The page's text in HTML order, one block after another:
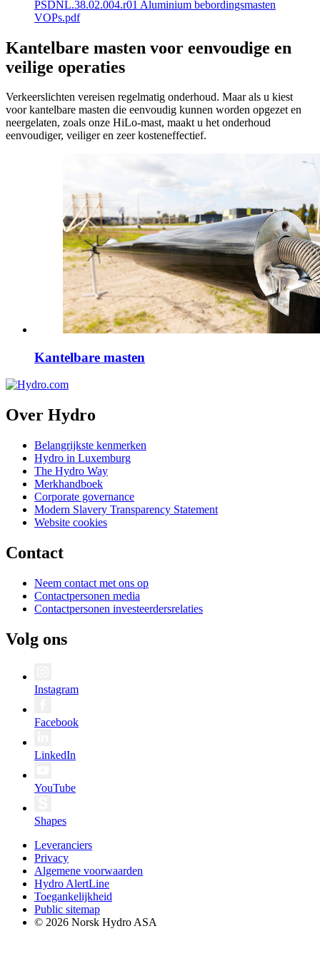
PSDNL.38.02.004.r01 Aluminium bebordingsmasten
VOPs.pdf
Kantelbare masten voor eenvoudige en
veilige operaties
Verkeerslichten vereisen regelmatig onderhoud. Maar als u kiest
voor kantelbare masten die eenvoudig kunnen worden opgezet en
neergelaten, zoals onze HiLo-mast, maakt u het onderhoud
eenvoudiger, veiliger en zeer kosteneffectief.
Kantelbare masten
Over Hydro
Belangrijkste kenmerken
Hydro in Luxemburg
The Hydro Way
Merkhandboek
Corporate governance
Modern Slavery Transparency Statement
Website cookies
Contact
Neem contact met ons op
Contactpersonen media
Contactpersonen investeerdersrelaties
Volg ons
Instagram
Facebook
LinkedIn
YouTube
Shapes
Leveranciers
Privacy
Algemene voorwaarden
Hydro AlertLine
Toegankelijkheid
Public sitemap
© 2026 Norsk Hydro ASA